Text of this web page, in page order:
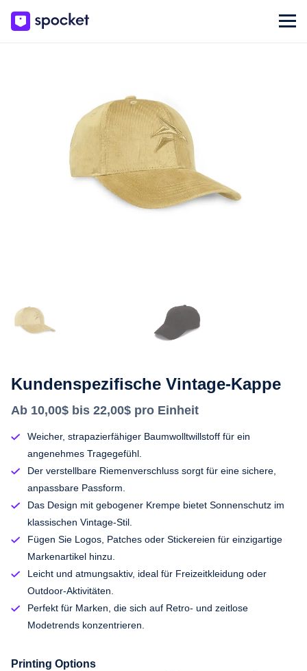
Kundenspezifische Vintage-Kappe
Ab 10,00$ bis 22,00$ pro Einheit
Weicher, strapazierfähiger Baumwolltwillstoff für ein
angenehmes Tragegefühl.
Der verstellbare Riemenverschluss sorgt für eine sichere,
anpassbare Passform.
Das Design mit gebogener Krempe bietet Sonnenschutz im
klassischen Vintage-Stil.
Fügen Sie Logos, Patches oder Stickereien für einzigartige
Markenartikel hinzu.
Leicht und atmungsaktiv, ideal für Freizeitkleidung oder
Outdoor-Aktivitäten.
Perfekt für Marken, die sich auf Retro- und zeitlose
Modetrends konzentrieren.
Printing Options